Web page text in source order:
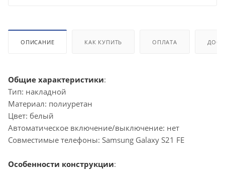
ОПИСАНИЕ КАК КУПИТЬ ОПЛАТА
Общие характеристики:
Тип: накладной
Материал: полиуретан
Цвет: белый
Автоматическое включение/выключение: нет
Совместимые телефоны: Samsung Galaxy S21 FE
Особенности конструкции: